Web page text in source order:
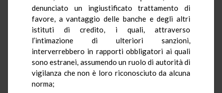
denunciato un ingiustificato trattamento di
favore, a vantaggio delle banche e degli altri
istituti di credito, i quali, attraverso
l’intimazione di ulteriori sanzioni,
interverrebbero in rapporti obbligatori ai quali
sono estranei, assumendo un ruolo di autorità di
vigilanza che non è loro riconosciuto da alcuna
norma;